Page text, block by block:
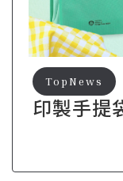
印製手提
TopNews